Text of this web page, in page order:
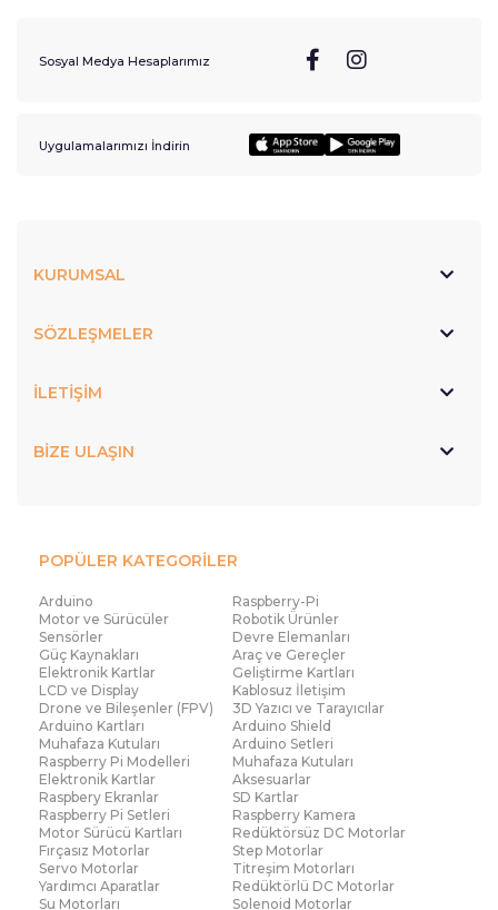
Sosyal Medya Hesaplarımız
Uygulamalarımızı İndirin
KURUMSAL
SÖZLEŞMELER
İLETİŞİM
BİZE ULAŞIN
POPÜLER KATEGORİLER
Arduino
Raspberry-Pi
Motor ve Sürücüler
Robotik Ürünler
Sensörler
Devre Elemanları
Güç Kaynakları
Araç ve Gereçler
Elektronik Kartlar
Geliştirme Kartları
LCD ve Display
Kablosuz İletişim
Drone ve Bileşenler (FPV)
3D Yazıcı ve Tarayıcılar
Arduino Kartları
Arduino Shield
Muhafaza Kutuları
Arduino Setleri
Raspberry Pi Modelleri
Muhafaza Kutuları
Elektronik Kartlar
Aksesuarlar
Raspbery Ekranlar
SD Kartlar
Raspberry Pi Setleri
Raspberry Kamera
Motor Sürücü Kartları
Redüktörsüz DC Motorlar
Fırçasız Motorlar
Step Motorlar
Servo Motorlar
Titreşim Motorları
Yardımcı Aparatlar
Redüktörlü DC Motorlar
Su Motorları
Solenoid Motorlar